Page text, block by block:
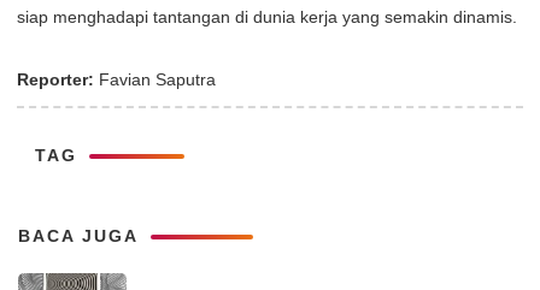
siap menghadapi tantangan di dunia kerja yang semakin dinamis.
Reporter: Favian Saputra
TAG
BACA JUGA